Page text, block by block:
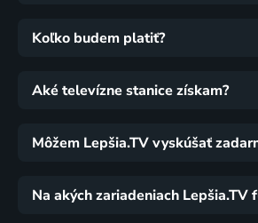
Koľko budem platiť?
Aké televízne stanice získam?
Môžem Lepšia.TV vyskúšať
Na akých zariadeniach Lepšia.TV